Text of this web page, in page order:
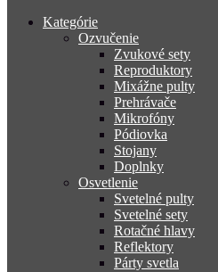
Kategórie
Ozvučenie
Zvukové sety
Reproduktory
Mixážne pulty
Prehrávače
Mikrofóny
Pódiovka
Stojany
Doplnky
Osvetlenie
Svetelné pulty
Svetelné sety
Rotačné hlavy
Reflektory
Párty svetla